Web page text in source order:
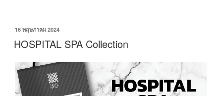
16 พฤษภาคม 2024
HOSPITAL SPA Collection